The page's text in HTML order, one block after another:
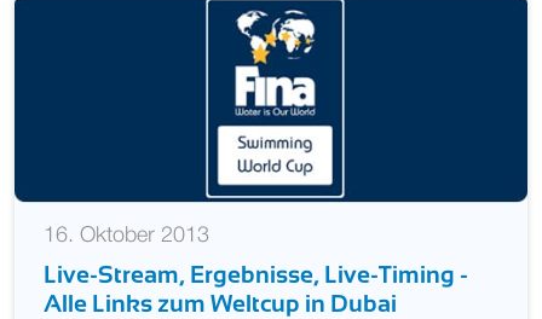
16. Oktober 2013
Live-Stream, Ergebnisse, Live-Timing -
Alle Links zum Weltcup in Dubai